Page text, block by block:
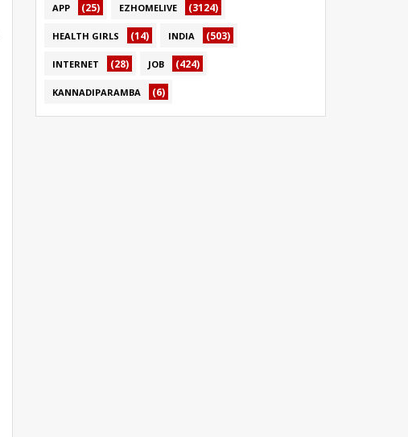
APP (25) EZHOMELIVE (3124)
HEALTH GIRLS (14) INDIA (503)
INTERNET (28) JOB (424)
KANNADIPARAMBA (6)